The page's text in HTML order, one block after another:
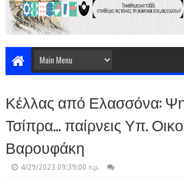
Κέλλας από Ελασσόνα:
Τσίπρα… παίρνεις Υπ.
Βαρουφάκη
4/29/2023 09:39:00 π.μ.